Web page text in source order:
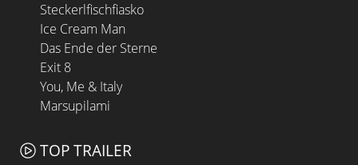
Steckerlfischfiasko
Ice Cream Man
Das Ende der Sterne
Exit 8
You, Me & Italy
Marsupilami
TOP TRAILER